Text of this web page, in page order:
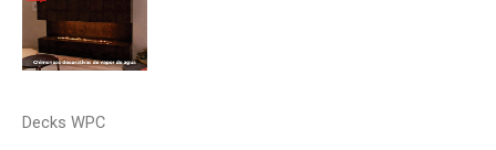
Decks WPC